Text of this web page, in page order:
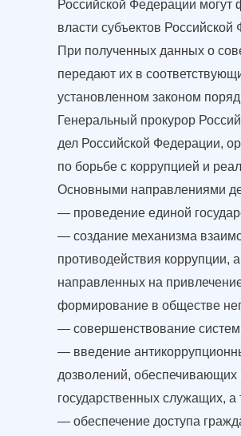
Российской Федерации могут
власти субъектов
При полученных данных о
передают их в
установленном законом
Генеральный прокурор
дел Российской Федерации,
по борьбе с коррупцией и
Основными направлениями
— проведение единой
— создание механизма
противодействия коррупции,
направленных на
формирование в обществе
— совершенствование
— введение
дозволений, обеспечивающих
государственных служащих,
— обеспечение доступа